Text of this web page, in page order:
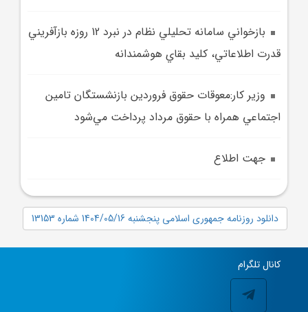
بازخواني سامانه تحليلي نظام در نبرد 12 روزه بازآفريني
قدرت اطلاعاتي، کليد بقاي هوشمندانه
وزير کار:معوقات حقوق فروردين بازنشستگان تامين
اجتماعي همراه با حقوق مرداد پرداخت مي‌شود
جهت اطلاع
دانلود روزنامه جمهوری اسلامی پنجشنبه 1404/05/16 شماره 13153
کانال تلگرام